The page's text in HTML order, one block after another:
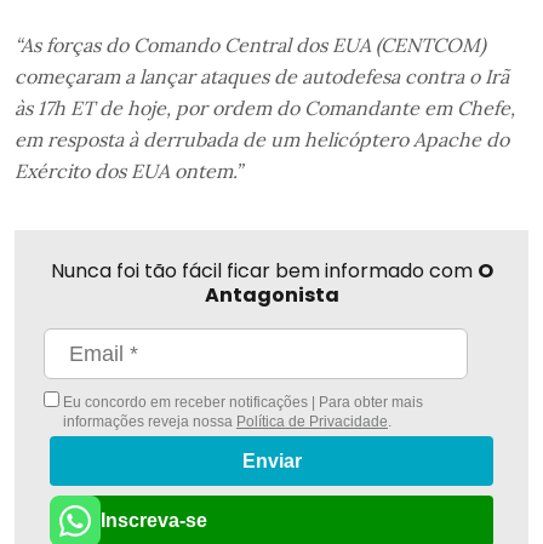
“As forças do Comando Central dos EUA (CENTCOM)
começaram a lançar ataques de autodefesa contra o Irã
às 17h ET de hoje, por ordem do Comandante em Chefe,
em resposta à derrubada de um helicóptero Apache do
Exército dos EUA ontem.”
Nunca foi tão fácil ficar bem informado com O
Antagonista
Eu concordo em receber notificações | Para obter mais
informações reveja nossa Política de Privacidade.
Enviar
Inscreva-se